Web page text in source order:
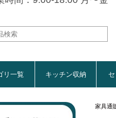
リ一覧 キッチン収納
家具通